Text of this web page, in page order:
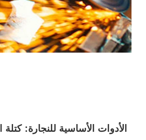
الأدوات الأساسية للنجارة: كتلة